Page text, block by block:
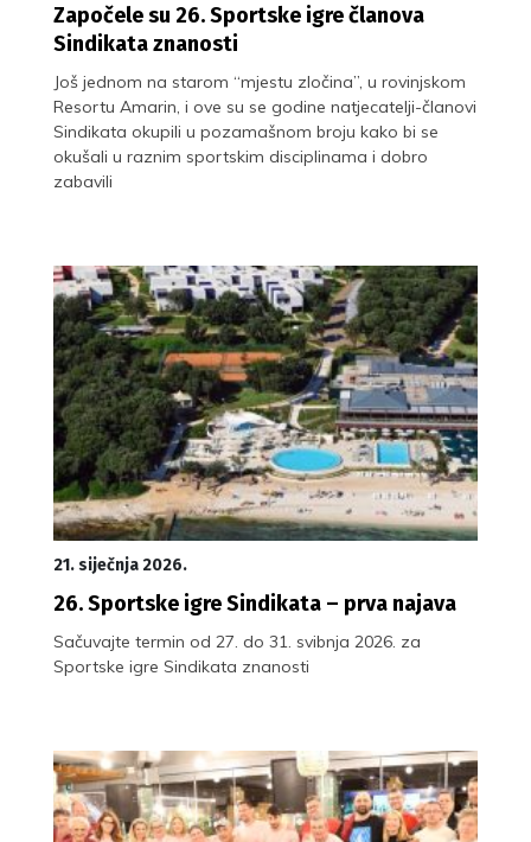
Započele su 26. Sportske igre članova
Sindikata znanosti
Još jednom na starom “mjestu zločina”, u rovinjskom
Resortu Amarin, i ove su se godine natjecatelji-članovi
Sindikata okupili u pozamašnom broju kako bi se
okušali u raznim sportskim disciplinama i dobro
zabavili
21. siječnja 2026.
26. Sportske igre Sindikata – prva najava
Sačuvajte termin od 27. do 31. svibnja 2026. za
Sportske igre Sindikata znanosti